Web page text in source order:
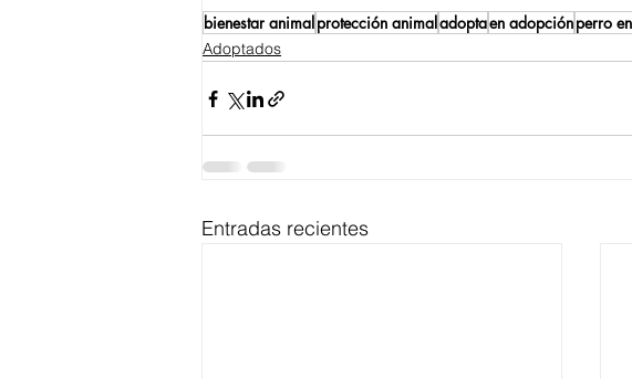
bienestar animal protección animal adoptaen adopciónperro
Adoptados
Entradas recientes